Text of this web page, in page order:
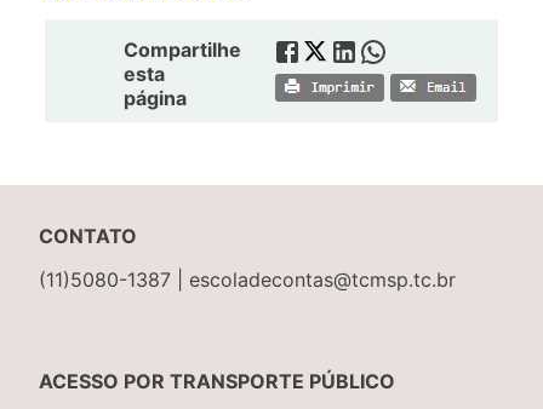
Compartilhe
esta
página
CONTATO
(11)5080-1387 | escoladecontas@tcmsp.tc.br
ACESSO POR TRANSPORTE PÚBLICO